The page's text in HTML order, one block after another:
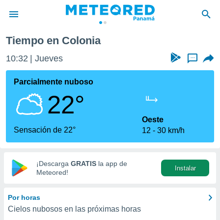
de
ha
que se
calidad.
a este
las
y
digital
basada
Tiempo en Colonia
10:32 Jueves ...
Parcialmente nuboso
22°
Sensación de 22°
Oeste
12
30 km/h
¡Descarga GRATIS la app de
Meteored!
Instalar
Por horas
Cielos nubosos en las próximas horas